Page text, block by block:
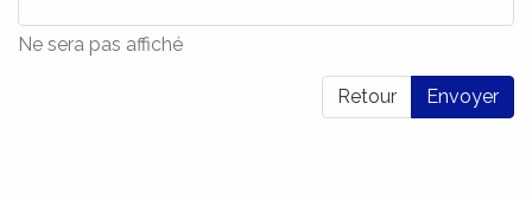
Ne sera pas affiché
Retour Envoyer